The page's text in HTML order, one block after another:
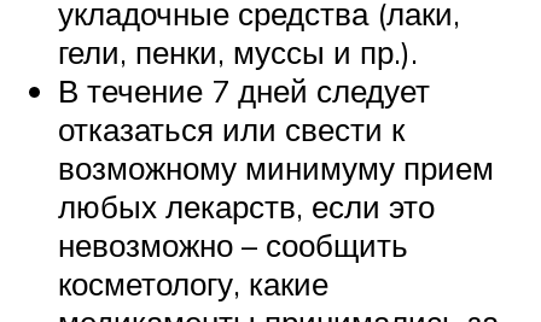
укладочные средства (лаки,
гели, пенки, муссы и пр.).
В течение 7 дней следует
отказаться или свести к
возможному минимуму прием
любых лекарств, если это
невозможно – сообщить
косметологу, какие